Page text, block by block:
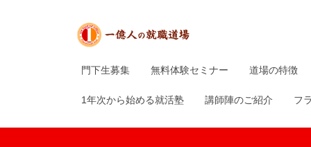
門下生募集 無料体験セミナー 道場の特徴
1年次から始める就活塾 講師陣のご紹介 フ